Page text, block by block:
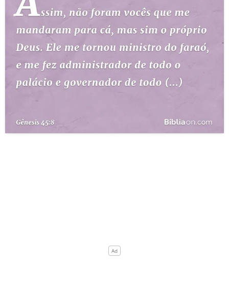
ESBOÇOS DE PREGAÇÃO
TEMAS
PERGUNTE À BÍBLIA IA
QUEM SOMOS